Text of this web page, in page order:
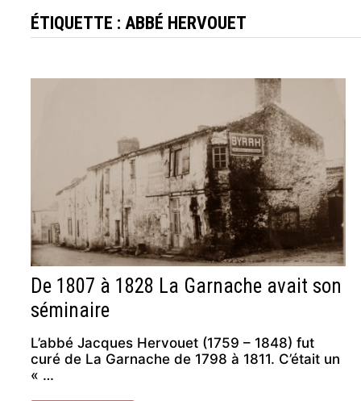
ÉTIQUETTE :ABBÉ HERVOUET
De 1807 à 1828 La Garnache avait son
séminaire
L’abbé Jacques Hervouet (1759 – 1848) fut
curé de La Garnache de 1798 à 1811. C’était un
« …